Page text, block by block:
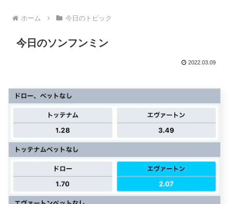
ホーム 今日のトピック
今日のソンフンミン
2022.03.09